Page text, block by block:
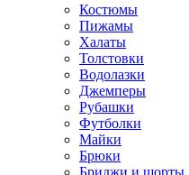
Костюмы
Пижамы
Халаты
Толстовки
Водолазки
Джемперы
Рубашки
Футболки
Майки
Брюки
Бриджи и шорты